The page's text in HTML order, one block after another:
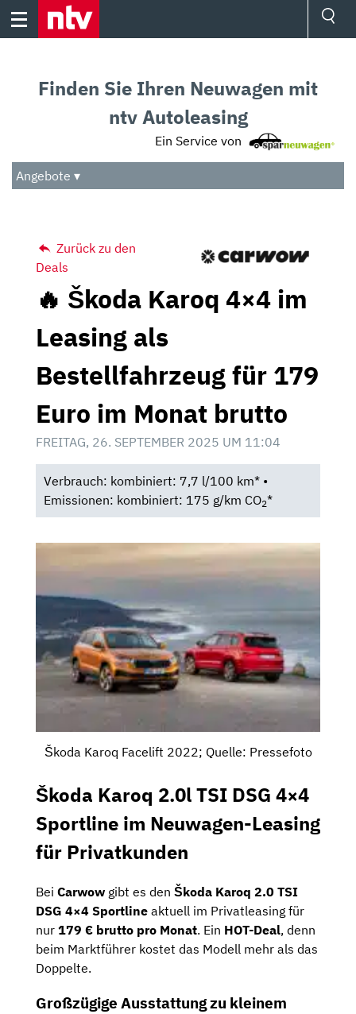
Skip
Audio
Das Beste
Finden Sie Ihren Neuwagen mit
ntv Autoleasing
Ein Service von
Angebote ▾
Zurück zu den
Deals
🔥 Škoda Karoq 4×4 im
Leasing als
Bestellfahrzeug für 179
Euro im Monat brutto
FREITAG, 26. SEPTEMBER 2025 UM 11:04
Verbrauch: kombiniert: 7,7 l/100 km* •
Emissionen: kombiniert: 175 g/km CO2*
Škoda Karoq Facelift 2022; Quelle: Pressefoto
Škoda Karoq 2.0l TSI DSG 4×4
Sportline im Neuwagen-Leasing
für Privatkunden
Bei Carwow gibt es den Škoda Karoq 2.0 TSI
DSG 4×4 Sportline aktuell im Privatleasing für
nur 179 € brutto pro Monat. Ein HOT-Deal, denn
beim Marktführer kostet das Modell mehr als das
Doppelte.
Großzügige Ausstattung zu kleinem